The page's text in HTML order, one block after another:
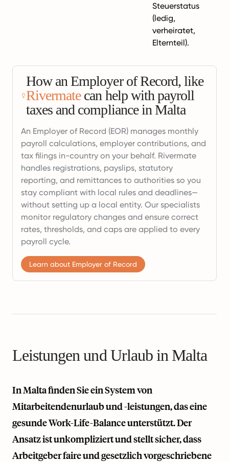
Steuerstatus
(ledig,
verheiratet,
Elternteil).
How an Employer of Record, like
Rivermatecan help with payroll
taxes and compliance in Malta
An Employer of Record (EOR) manages monthly
payroll calculations, employer contributions, and
tax filings in-country on your behalf. Rivermate
handles registrations, payslips, statutory
reporting, and remittances to authorities so you
stay compliant with local rules and deadlines—
without setting up a local entity. Our specialists
monitor regulatory changes and ensure correct
rates, thresholds, and caps are applied to every
payroll cycle.
Learn about Employer of Record
Leistungen und Urlaub in Malta
In Malta finden Sie ein System von
Mitarbeitendenurlaub und -leistungen, das eine
gesunde Work-Life-Balance unterstützt. Der
Ansatz ist unkompliziert und stellt sicher, dass
Arbeitgeber faire und gesetzlich vorgeschriebene